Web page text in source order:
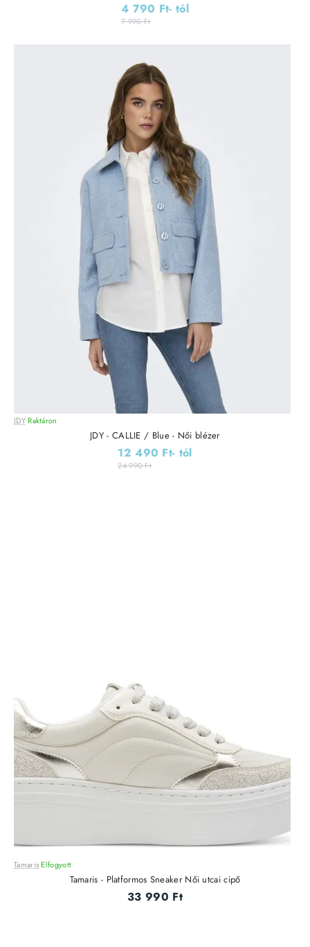
4 790 Ft- tól
7 990 Ft
JDY Raktáron
JDY - CALLIE / Blue - Női blézer
12 490 Ft- tól
24 990 Ft
Tamaris Elfogyott
Tamaris - Platformos Sneaker Női utcai cipő
33 990 Ft